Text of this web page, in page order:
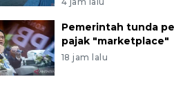
Pemerintah tunda
pajak "marketplace"
18 jam lalu